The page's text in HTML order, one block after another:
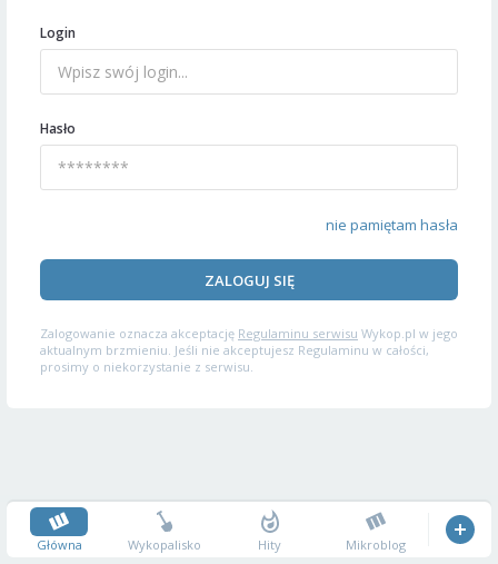
Login
Hasło
nie pamiętam hasła
ZALOGUJ SIĘ
Zalogowanie oznacza akceptację Regulaminu serwisu Wykop.pl w jego
aktualnym brzmieniu. Jeśli nie akceptujesz Regulaminu w całości,
prosimy o niekorzystanie z serwisu.
Główna Wykopalisko Hity Mikroblog